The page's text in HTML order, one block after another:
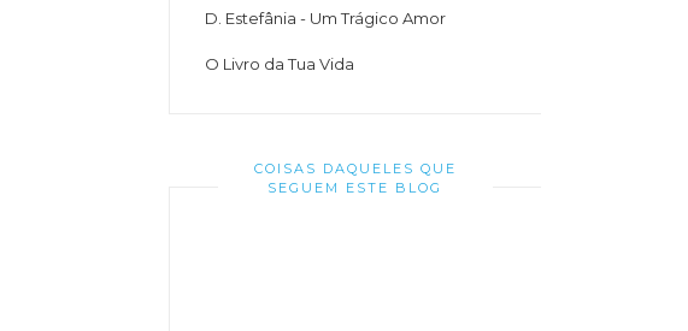
D. Estefânia - Um Trágico Amor
O Livro da Tua Vida
COISAS DAQUELES QUE
SEGUEM ESTE BLOG